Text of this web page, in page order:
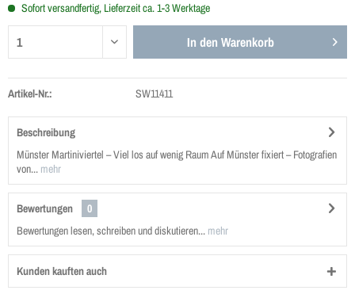
Sofort versandfertig, Lieferzeit ca. 1-3 Werktage
In den Warenkorb
Artikel-Nr.: SW11411
Beschreibung
Münster Martiniviertel – Viel los auf wenig Raum Auf Münster fixiert – Fotografien
von... mehr
Bewertungen
0
Bewertungen lesen, schreiben und diskutieren... mehr
Kunden kauften auch